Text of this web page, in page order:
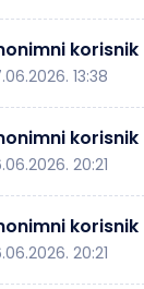
korisnik
13:38
korisnik
20:21
korisnik
20:21